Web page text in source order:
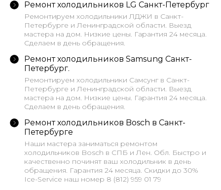
Ремонт холодильников LG Санкт-Петербург
Ремонтируем холодильники ЛДЖИ в Санкт-
Петербурге и Ленинградской области. Выезд
мастера на дом. Низкие цены. Гарантия 24 месяца.
Сделаем в день обращения.
Ремонт холодильников Samsung Санкт-
Петербург.
Ремонтируем холодильники Самсунг в Санкт-
Петербурге и Ленинградской области. Выезд
мастера на дом. Низкие цены. Гарантия 24 месяца.
Сделаем в день обращения.
Ремонт холодильников Bosch в Санкт-
Петербурге
Наши мастера заниматься ремонтом
холодильников Bosch в СПБ и Лен. Обл. Быстро и
качественно починят ваш холодильник в день
обращения. Гарантия 24 месяца. Скидки до 30%
Ice-Service наш номер 8 (812) 959 01 79